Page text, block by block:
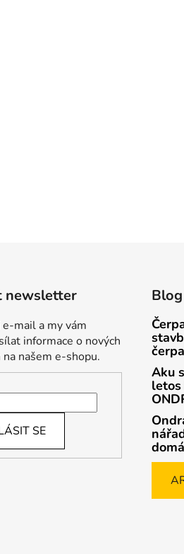
newsletter
mail a my vám
informace o nových
našem e-shopu.
SE
Blog
Aku